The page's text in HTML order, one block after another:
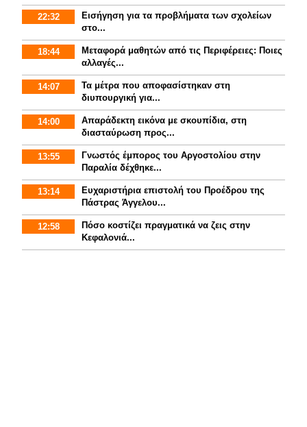
22:32
Εισήγηση για τα προβλήματα των σχολείων
στο...
18:44
Mεταφορά μαθητών από τις Περιφέρειες: Ποιες
αλλαγές...
14:07
Τα μέτρα που αποφασίστηκαν στη
διυπουργική για...
14:00
Απαράδεκτη εικόνα με σκουπίδια, στη
διασταύρωση προς...
13:55
Γνωστός έμπορος του Αργοστολίου στην
Παραλία δέχθηκε...
13:14
Ευχαριστήρια επιστολή του Προέδρου της
Πάστρας Άγγελου...
12:58
Πόσο κοστίζει πραγματικά να ζεις στην
Κεφαλονιά...